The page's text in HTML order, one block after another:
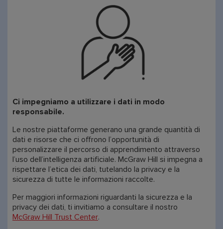
Ci impegniamo a utilizzare i dati in modo
responsabile.
Le nostre piattaforme generano una grande quantità di
dati e risorse che ci offrono l’opportunità di
personalizzare il percorso di apprendimento attraverso
l’uso dell’intelligenza artificiale. McGraw Hill si impegna a
rispettare l’etica dei dati, tutelando la privacy e la
sicurezza di tutte le informazioni raccolte.
Per maggiori informazioni riguardanti la sicurezza e la
privacy dei dati, ti invitiamo a consultare il nostro
McGraw Hill Trust Center.